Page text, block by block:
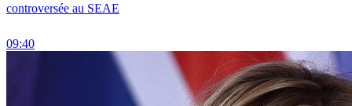
controversée au SEAE
09:40